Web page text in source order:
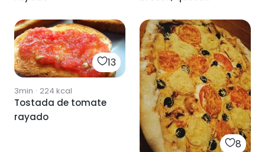
13
3min · 224 kcal
Tostada de tomate
rayado
8